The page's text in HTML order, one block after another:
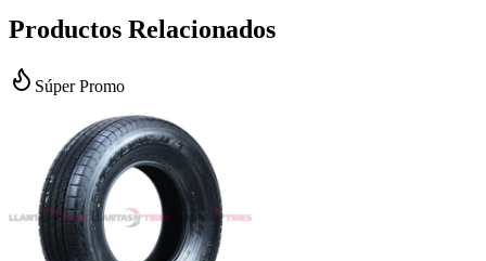
Productos Relacionados
Súper Promo